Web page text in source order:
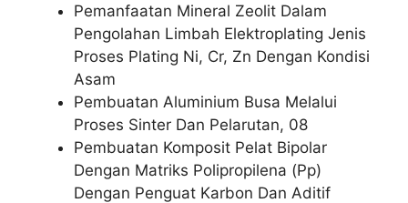
Pemanfaatan Mineral Zeolit Dalam
Pengolahan Limbah Elektroplating Jenis
Proses Plating Ni, Cr, Zn Dengan Kondisi
Asam
Pembuatan Aluminium Busa Melalui
Proses Sinter Dan Pelarutan, 08
Pembuatan Komposit Pelat Bipolar
Dengan Matriks Polipropilena (Pp)
Dengan Penguat Karbon Dan Aditif